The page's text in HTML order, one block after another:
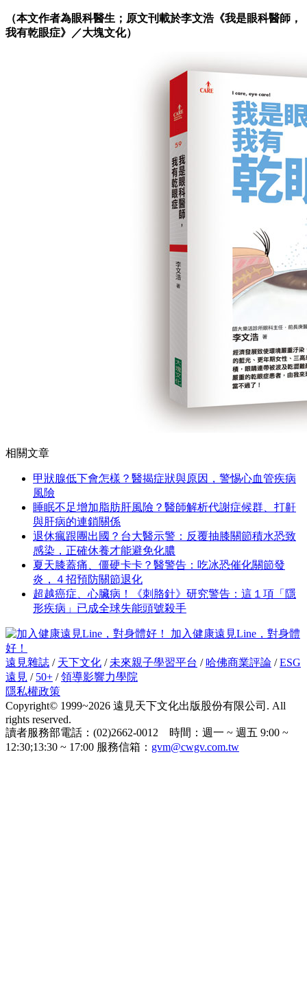
（本文作者為眼科醫生；原文刊載於李文浩《我是眼科醫師，
我有乾眼症》／大塊文化）
相關文章
甲狀腺低下會怎樣？醫揭症狀與原因，警惕心血管疾病
風險
睡眠不足增加脂肪肝風險？醫師解析代謝症候群、打鼾
與肝病的連鎖關係
退休瘋跟團出國？台大醫示警：反覆抽膝關節積水恐致
感染，正確休養才能避免化膿
夏天膝蓋痛、僵硬卡卡？醫警告：吃冰恐催化關節發
炎，４招預防關節退化
超越癌症、心臟病！《刺胳針》研究警告：這１項「隱
形疾病」已成全球失能頭號殺手
加入健康遠見Line，對身體
好！
遠見雜誌 / 天下文化 /未來親子學習平台 / 哈佛商業評論 /ESG
遠見 / 50+ /領導影響力學院
隱私權政策
Copyright© 1999~2026 遠見天下文化出版股份有限公司. All
rights reserved.
讀者服務部電話：(02)2662-0012 時間：週一 ~ 週五 9:00 ~
12:30;13:30 ~ 17:00 服務信箱： gvm@cwgv.com.tw